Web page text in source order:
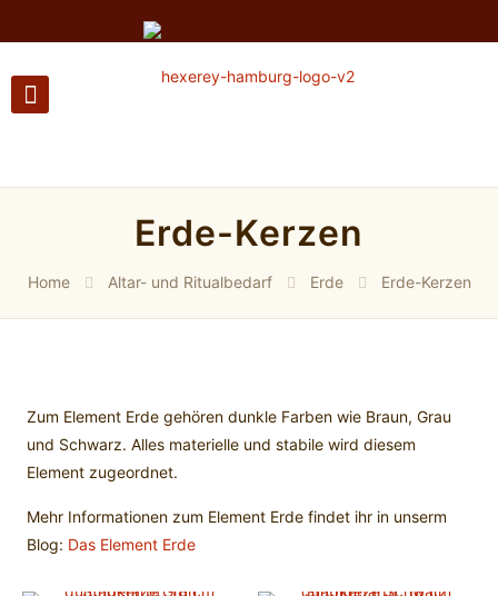
Erde-Kerzen
Home Altar- und Ritualbedarf Erde Erde-Kerzen
Zum Element Erde gehören dunkle Farben wie Braun, Grau
und Schwarz. Alles materielle und stabile wird diesem
Element zugeordnet.
Mehr Informationen zum Element Erde findet ihr in unserm
Blog: Das Element Erde